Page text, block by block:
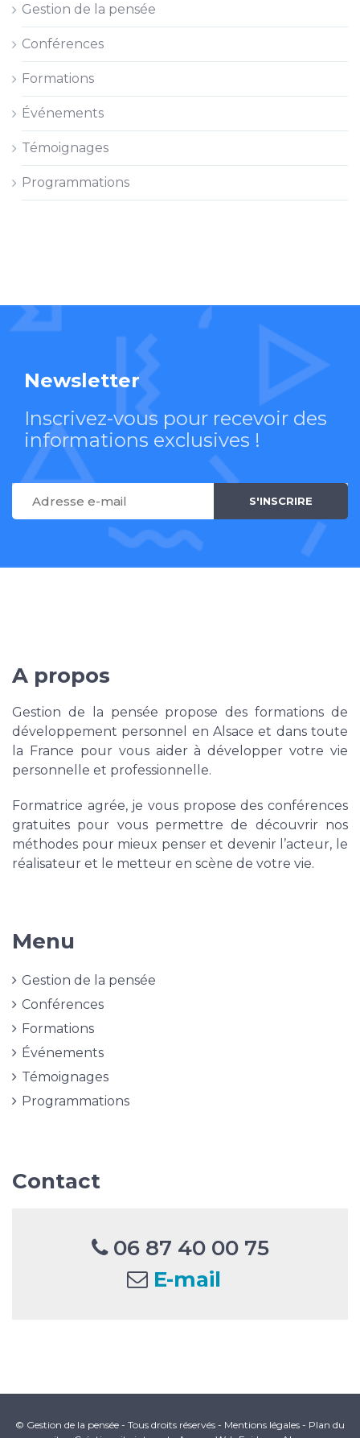
Gestion de la pensée
Conférences
Formations
Événements
Témoignages
Programmations
Newsletter
Inscrivez-vous pour recevoir des
informations exclusives !
A propos
Gestion de la pensée propose des formations de
développement personnel en Alsace et dans toute
la France pour vous aider à développer votre vie
personnelle et professionnelle.
Formatrice agrée, je vous propose des conférences
gratuites pour vous permettre de découvrir nos
méthodes pour mieux penser et devenir l’acteur, le
réalisateur et le metteur en scène de votre vie.
Menu
Gestion de la pensée
Conférences
Formations
Événements
Témoignages
Programmations
Contact
06 87 40 00 75
E-mail
© Gestion de la pensée - Tous droits réservés - Mentions légales - Plan du